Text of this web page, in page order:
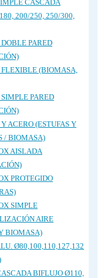
CASCADA
200/250, 250/300,
PARED
(BIOMASA,
PARED
ACERO (ESTUFAS Y
/ BIOMASA)
AISLADA
PROTEGIDO
SIMPLE
AIRE
BIOMASA)
Ø80,100,110,127,132
BIFLUJO Ø110,